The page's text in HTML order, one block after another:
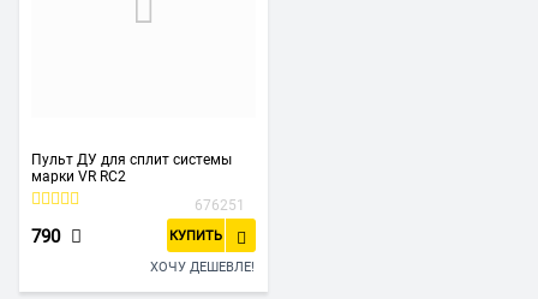
Пульт ДУ для сплит системы
марки VR RC2
676251
790 КУПИТЬ
ХОЧУ ДЕШЕВЛЕ!